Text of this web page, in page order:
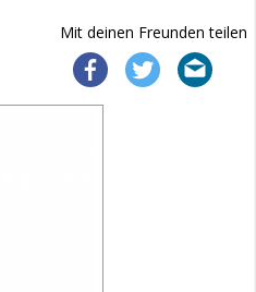
Mit deinen Freunden teilen